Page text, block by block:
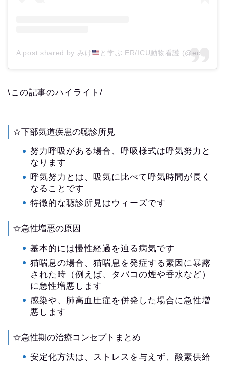
A post shared by みけ と学ぶ ER/ICU動物看護 (@eccvet_mike)
\この記事のハイライト/
☆​下部気道疾患の聴診所見
努力呼吸がある場合、呼吸様式は呼気努力と
なります
呼気努力とは、吸気に比べて呼気時間が長く
なることです
特徴的な聴診所見はウィーズです
☆急性増悪の原因
基本的には慢性経過を辿る病気です
猫喘息の場合、猫喘息を発症する素因に暴露
された時（例えば、タバコの煙や香水など）
に急性増悪します
感染や、肺高血圧症を併発した場合に急性増
悪します
☆急性期の治療コンセプトまとめ
安定化方法は、ストレスを与えず、酸素供給